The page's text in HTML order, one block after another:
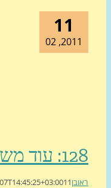
2020-09-07T14:45:25+03:00